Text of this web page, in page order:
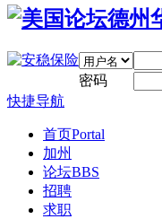
密码
快捷导航
首页Portal
加州
论坛BBS
招聘
求职